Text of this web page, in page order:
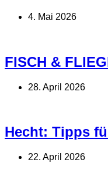
4. Mai 2026
FISCH &
28. April 2026
Hecht: Tipps
22. April 2026